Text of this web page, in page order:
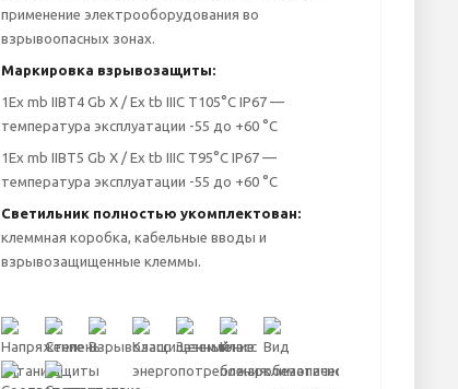
применение электрооборудования во
взрывоопасных зонах.
Маркировка взрывозащиты:
1Еx mb IIBT4 Gb X / Ex tb IIIC T105°C IP67 —
температура эксплуатации -55 до +60 °С
1Еx mb IIBT5 Gb X / Ex tb IIIC T95°C IP67 —
температура эксплуатации -55 до +60 °С
Светильник полностью укомплектован:
клеммная коробка, кабельные вводы и
взрывозащищенные клеммы.